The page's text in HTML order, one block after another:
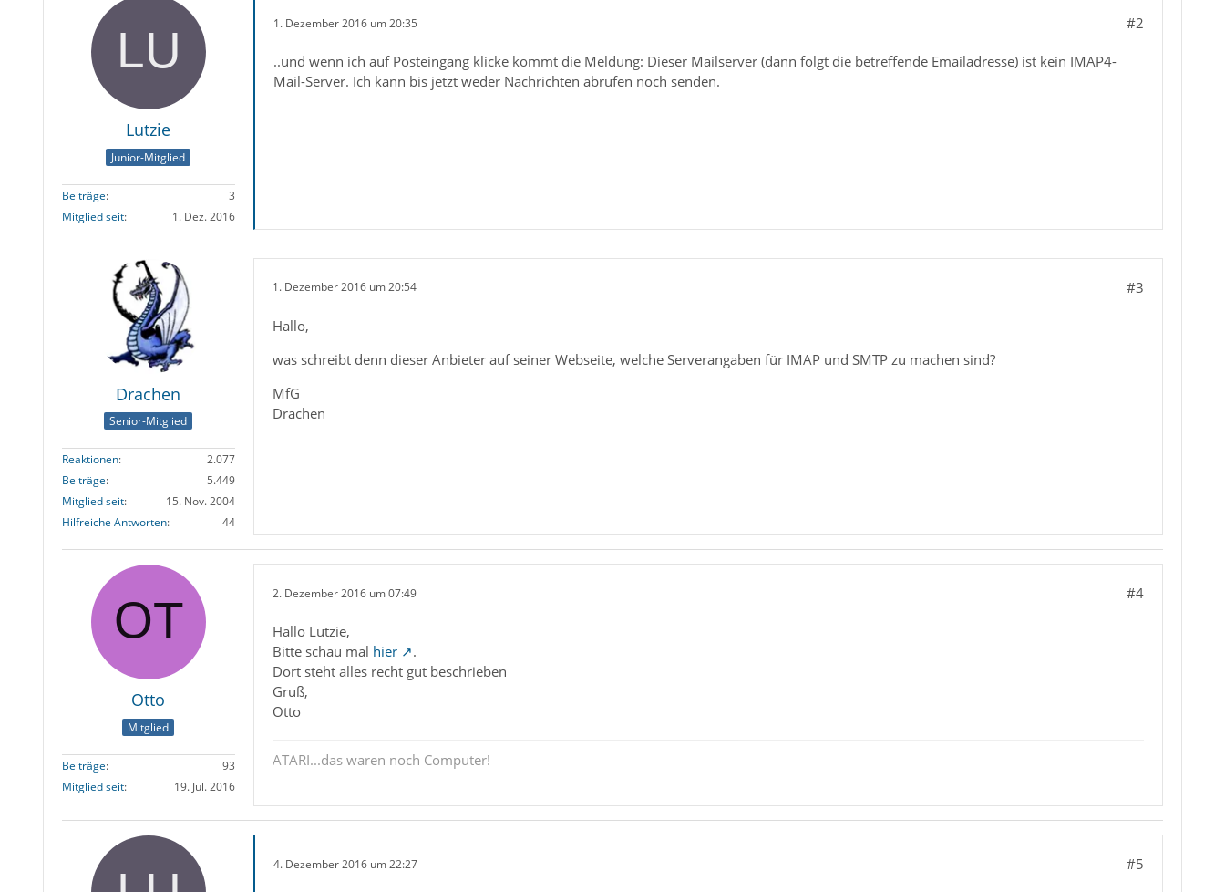
Lutzie
Junior-Mitglied
Beiträge
3
Mitglied seit
1. Dez. 2016
1. Dezember 2016 um 20:35 #2
..und wenn ich auf Posteingang klicke kommt die Meldung: Dieser Mailserver (dann folgt die betreffende Emailadresse) ist kein IMAP4-
Mail-Server. Ich kann bis jetzt weder Nachrichten abrufen noch senden.
Drachen
Senior-Mitglied
Reaktionen
2.077
Beiträge
5.449
Mitglied seit
15. Nov. 2004
Hilfreiche Antworten
44
1. Dezember 2016 um 20:54 #3
Hallo,
was schreibt denn dieser Anbieter auf seiner Webseite, welche Serverangaben für IMAP und SMTP zu machen sind?
MfG
Drachen
Otto
Mitglied
Beiträge
93
Mitglied seit
19. Jul. 2016
2. Dezember 2016 um 07:49 #4
Hallo Lutzie,
Bitte schau mal hier
.
Dort steht alles recht gut beschrieben
Gruß,
Otto
ATARI...das waren noch Computer!
4. Dezember 2016 um 22:27 #5